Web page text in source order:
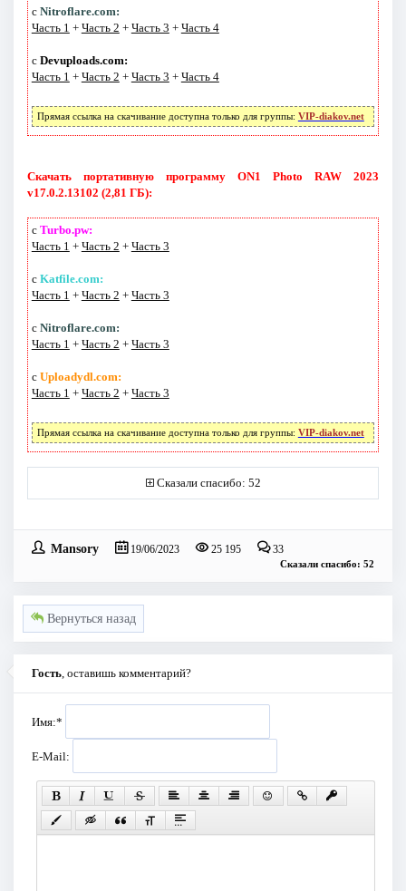
с Nitroflare.com:
Часть 1 + Часть 2 + Часть 3 + Часть 4
с Devuploads.com:
Часть 1 + Часть 2 + Часть 3 + Часть 4
Прямая ссылка на скачивание доступна только для группы: VIP-diakov.net
Скачать портативную программу ON1 Photo RAW 2023
v17.0.2.13102 (2,81 ГБ):
с Turbo.pw:
Часть 1 + Часть 2 + Часть 3
с Katfile.com:
Часть 1 + Часть 2 + Часть 3
с Nitroflare.com:
Часть 1 + Часть 2 + Часть 3
с Uploadydl.com:
Часть 1 + Часть 2 + Часть 3
Прямая ссылка на скачивание доступна только для группы: VIP-diakov.net
Сказали спасибо: 52
Mansory 19/06/2023 25 195 33
Сказали спасибо: 52
Вернуться назад
Гость, оставишь комментарий?
Имя:*
E-Mail: